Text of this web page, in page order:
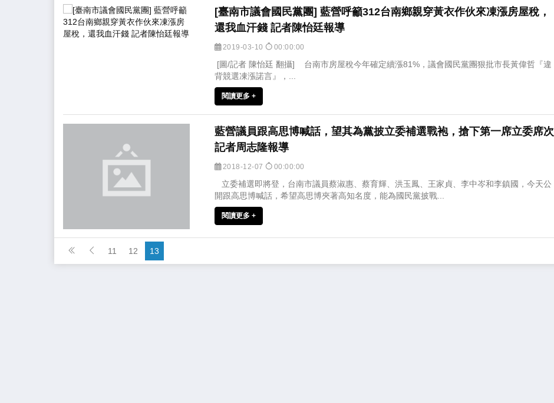
[臺南市議會國民黨團] 藍營呼籲312台南鄉親穿黃衣作伙來凍漲房屋稅，
還我血汗錢 記者陳怡廷報導
2019-03-10 00:00:00
[圖/記者 陳怡廷 翻攝] 台南市房屋稅今年確定續漲81%，議會國民黨團狠批市長黃偉哲『違
背競選凍漲諾言』，...
閱讀更多 +
藍營議員跟高思博喊話，望其為黨披立委補選戰袍，搶下第一席立委席次
記者周志隆報導
2018-12-07 00:00:00
立委補選即將登，台南市議員蔡淑惠、蔡育輝、洪玉鳳、王家貞、李中岑和李鎮國，今天公
開跟高思博喊話，希望高思博夾著高知名度，能為國民黨披戰...
閱讀更多 +
11 12 13